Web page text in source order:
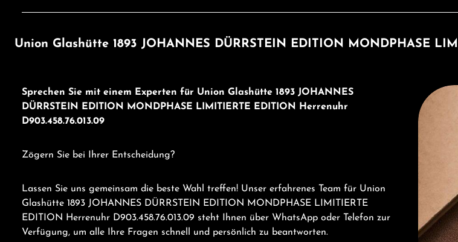
Union Glashütte 1893 JOHANNES DÜRRSTEIN EDITION MONDPHASE
Sprechen Sie mit einem Experten für Union Glashütte 1893 JOHANNES
DÜRRSTEIN EDITION MONDPHASE LIMITIERTE EDITION Herrenuhr
D903.458.76.013.09
Zögern Sie bei Ihrer Entscheidung?
Lassen Sie uns gemeinsam die beste Wahl treffen! Unser erfahrenes Team für Union
Glashütte 1893 JOHANNES DÜRRSTEIN EDITION MONDPHASE LIMITIERTE
EDITION Herrenuhr D903.458.76.013.09 steht Ihnen über WhatsApp oder Telefon zur
Verfügung, um alle Ihre Fragen schnell und persönlich zu beantworten.